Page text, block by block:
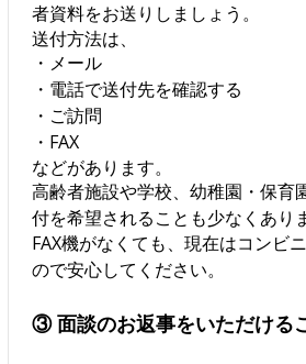
者資料をお送りしましょう。
送付方法は、
・メール
・電話で送付先を確認する
・ご訪問
・FAX
などがあります。
高齢者施設や学校、幼稚園・保育
付を希望されることも少なくあり
FAX機がなくても、現在はコンビ
ので安心してください。
③ 面談のお返事をいただける